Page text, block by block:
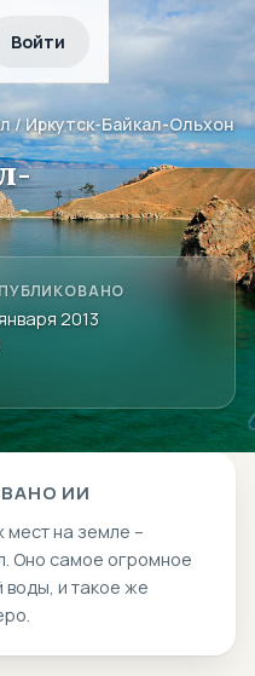
Войти
/ Иркутск-Байкал-Ольхон
2013
ИИ
мест на земле –
Оно самое огромное
воды, и такое же